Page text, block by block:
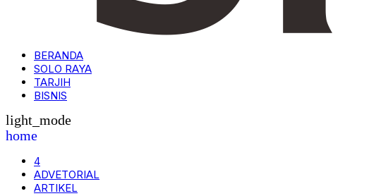
BERANDA
SOLO RAYA
TARJIH
BISNIS
light_mode
home
4
ADVETORIAL
ARTIKEL